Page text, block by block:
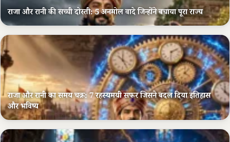
राजा और रानी की सच्ची दोस्ती: 5 अनमोल वादे जिन्होंने बचाया पूरा राज्य
राजा और रानी का समय चक्र: 7 रहस्यमयी सफर जिसने बदल दिया इतिहास
और भविष्य